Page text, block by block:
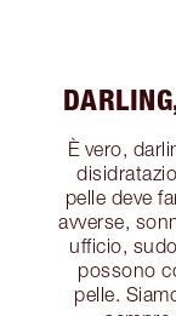
È vero,
pelle deve
avverse,
ufficio,
possono
pelle.